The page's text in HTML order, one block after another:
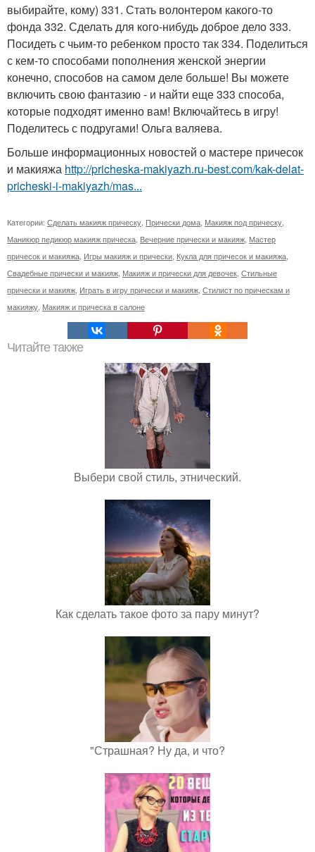
выбирайте, кому) 331. Стать волонтером какого-то
фонда 332. Сделать для кого-нибудь доброе дело 333.
Посидеть с чьим-то ребенком просто так 334. Поделиться
с кем-то способами пополнения женской энергии
конечно, способов на самом деле больше! Вы можете
включить свою фантазию - и найти еще 333 способа,
которые подходят именно вам! Включайтесь в игру!
Поделитесь с подругами! Ольга валяева.
Больше информационных новостей о мастере причесок
и макияжа http://pricheska-makiyazh.ru-best.com/kak-delat-
pricheski-i-makiyazh/mas...
Категории: Сделать макияж прическу Прически дома Макияж под прическу
Маникюр педикюр макияж прическа Вечерние прически и макияж Мастер
причесок и макияжа Игры макияж и прически Кукла для причесок и макияжа
Свадебные прически и макияж Макияж и прически для девочек Стильные
прически и макияж Играть в игру прически и макияж Стилист по прическам и
макияжу Макияж и прическа в салоне
Читайте также
Выбери свой стиль, этнический.
Как сделать такое фото за пару минут?
"Страшная? Ну да, и что?